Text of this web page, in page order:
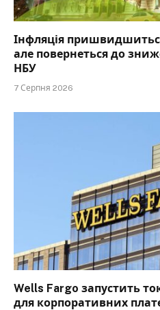
Інфляція
але повернеться до
НБУ
7 Серпня 2026
Wells Fargo запустить
для корпоративних